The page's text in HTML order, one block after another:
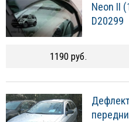
Neon II
D20299
1190 руб.